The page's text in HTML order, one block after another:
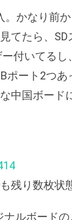
かなり前
てたら、
付いてるし
ポート2つ
中国ボード
残り数枚状
ルボード